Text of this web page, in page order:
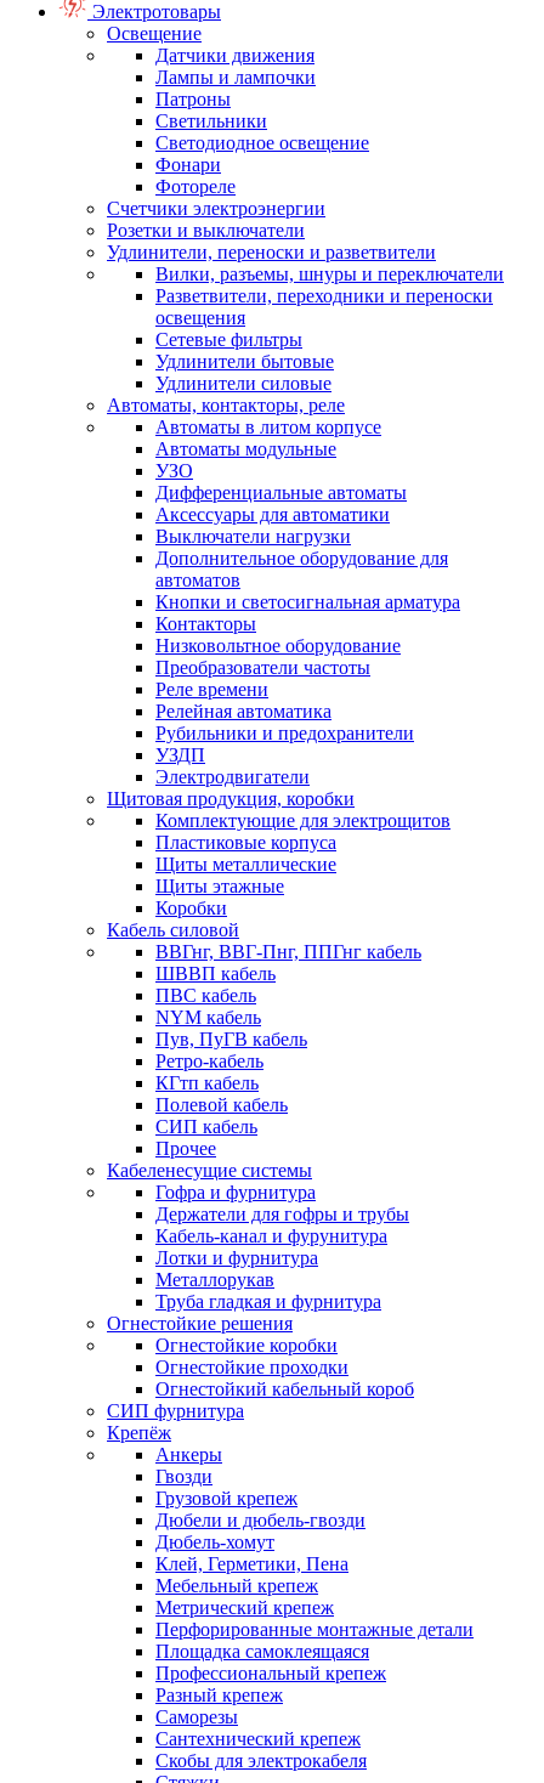
Электротовары
Освещение
Датчики движения
Лампы и лампочки
Патроны
Светильники
Светодиодное освещение
Фонари
Фотореле
Счетчики электроэнергии
Розетки и выключатели
Удлинители, переноски и разветвители
Вилки, разъемы, шнуры и переключатели
Разветвители, переходники и переноски
освещения
Сетевые фильтры
Удлинители бытовые
Удлинители силовые
Автоматы, контакторы, реле
Автоматы в литом корпусе
Автоматы модульные
УЗО
Дифференциальные автоматы
Аксессуары для автоматики
Выключатели нагрузки
Дополнительное оборудование для
автоматов
Кнопки и светосигнальная арматура
Контакторы
Низковольтное оборудование
Преобразователи частоты
Реле времени
Релейная автоматика
Рубильники и предохранители
УЗДП
Электродвигатели
Щитовая продукция, коробки
Комплектующие для электрощитов
Пластиковые корпуса
Щиты металлические
Щиты этажные
Коробки
Кабель силовой
ВВГнг, ВВГ-Пнг, ППГнг кабель
ШВВП кабель
ПВС кабель
NYM кабель
Пув, ПуГВ кабель
Ретро-кабель
КГтп кабель
Полевой кабель
СИП кабель
Прочее
Кабеленесущие системы
Гофра и фурнитура
Держатели для гофры и трубы
Кабель-канал и фурунитура
Лотки и фурнитура
Металлорукав
Труба гладкая и фурнитура
Огнестойкие решения
Огнестойкие коробки
Огнестойкие проходки
Огнестойкий кабельный короб
СИП фурнитура
Крепёж
Анкеры
Гвозди
Грузовой крепеж
Дюбели и дюбель-гвозди
Дюбель-хомут
Клей, Герметики, Пена
Мебельный крепеж
Метрический крепеж
Перфорированные монтажные детали
Площадка самоклеящаяся
Профессиональный крепеж
Разный крепеж
Саморезы
Сантехнический крепеж
Скобы для электрокабеля